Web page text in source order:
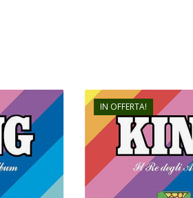
IN OFFERTA!
€ 22,00
€8,80